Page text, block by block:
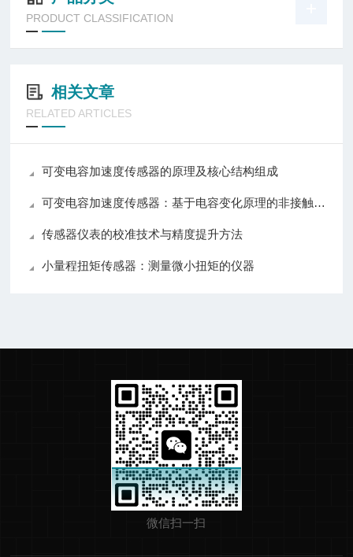
PRODUCT CLASSIFICATION
相关文章
RELATED ARTICLES
可变电容加速度传感器的原理及核心结构组成
可变电容加速度传感器：基于电容变化原理的非接触式惯性传感器
传感器仪表的校准技术与精度提升方法
小量程扭矩传感器：测量微小扭矩的仪器
微信扫一扫